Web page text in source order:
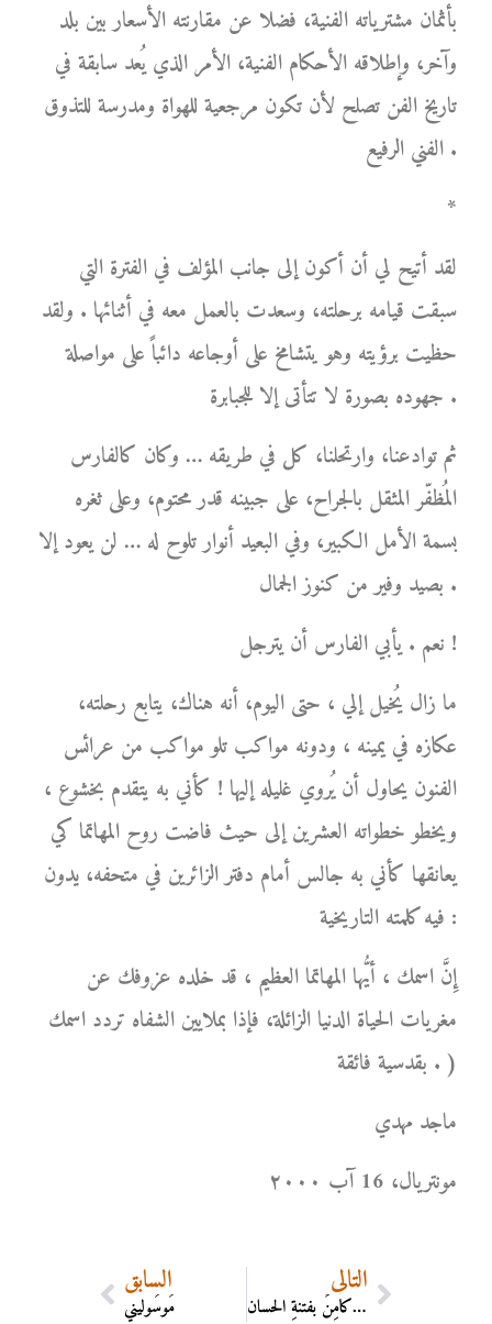
بأثمان مشترياته الفنية، فضلا عن مقارنته الأسعار بين بلد
وآخر، وإطلاقه الأحكام الفنية، الأمر الذي يُعد سابقة في
تاريخ الفن تصلح لأن تكون مرجعية للهواة ومدرسة للتذوق
الفني الرفيع .
*
لقد أتيح لي أن أكون إلى جانب المؤلف في الفترة التي
سبقت قيامه برحلته، وسعدت بالعمل معه في أثنائها . ولقد
حظيت برؤيته وهو يتشامخ على أوجاعه دائباً على مواصلة
جهوده بصورة لا تتأتى إلا للجبابرة .
ثم توادعنا، وارتحلنا، كل في طريقه … وكان كالفارس
المُظفّر المثقل بالجراح، على جبينه قدر محتوم، وعلى ثغره
بسمة الأمل الكبير، وفي البعيد أنوار تلوح له … لن يعود إلا
بصيد وفير من كنوز الجمال .
نعم . يأبي الفارس أن يترجل !
ما زال يُخيل إلي ، حتى اليوم، أنه هناك، يتابع رحلته،
عكازه في يمينه ، ودونه مواكب تلو مواكب من عرائس
الفنون يحاول أن يُروي غليله إليها ! كأني به يتقدم بخشوع ،
ويخطو خطواته العشرين إلى حيث فاضت روح المهاتما كي
يعانقها كأني به جالس أمام دفتر الزائرين في متحفه، يدون
فيه كلمته التاريخية :
إِنَّ اسمك ، أيُّها المهاتما العظيم ، قد خلده عزوفك عن
مغريات الحياة الدنيا الزائلة، فإذا بملايين الشفاه تردد اسمك
بقدسية فائقة . )
ماجد مهدي
مونتریال، 16 آب ۲۰۰۰
السابق
مُوسُوليني
التالي
والشِرُّ كامِنٌ بفتنةِ الحسان